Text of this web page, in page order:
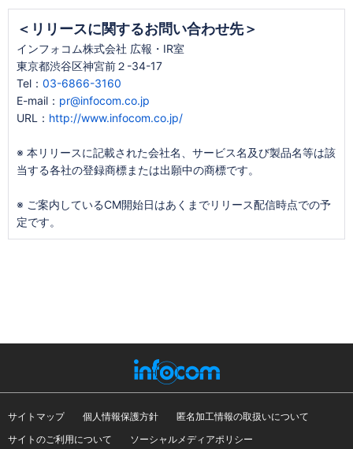
＜リリースに関するお問い合わせ先＞
インフォコム株式会社 広報・IR室
東京都渋谷区神宮前２-34-17
Tel： 03-6866-3160
E-mail： pr@infocom.co.jp
URL： http://www.infocom.co.jp/
※ 本リリースに記載された会社名、サービス名及び製品名等は該
当する各社の登録商標または出願中の商標です。
※ ご案内しているCM開始日はあくまでリリース配信時点での予
定です。
サイトマップ 個人情報保護方針
匿名加工情報の取扱いについて
サイトのご利用について
ソーシャルメディアポリシー